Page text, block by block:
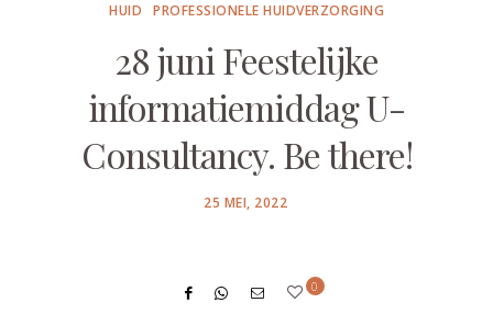
HUID PROFESSIONELE HUIDVERZORGING
28 juni Feestelijke
informatiemiddag U-
Consultancy. Be there!
POSTED
25 MEI, 2022
0